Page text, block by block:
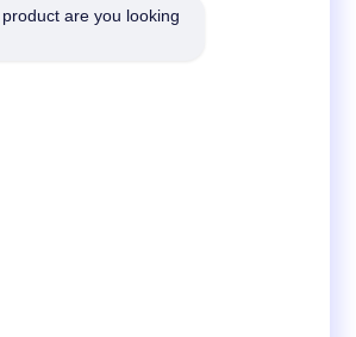
are you looking